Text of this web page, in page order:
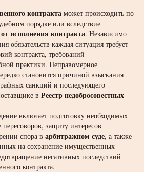
контракта может происходить по
порядке или вследствие
исполнения контракта. Независимо
обязательств каждая ситуация требует
контракта, требований
практики. Неправомерное
становится причиной взыскания
санкций и последующего
в Реестр недобросовестных
включает подготовку необходимых
защиту интересов
спора в арбитражном суде, а также
на сохранение имущественных
негативных последствий
контракта.